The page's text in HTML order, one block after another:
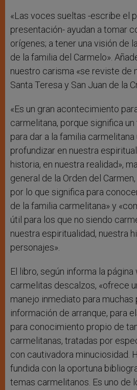
«Las voces sueltas -escribe el
presentación- ayudan a tomar
orígenes; a tener una visión de
de la familia del Carmelo».
nuestro carisma «se reviste de
Santa Teresa y San Juan de la
«Es un gran acontecimiento
carmelitana, porque significa
para dar a la familia
profundizar en nuestra
historia, en nuestra realidad»,
general de la Orden del
por lo que significa para
de la familia carmelitana» y
útil para los que no siendo
nuestra espiritualidad, nuestra
personajes».
El libro, según informa la
carmelitas descalzos, «ofrece
manejo inmediato para
información de arranque, para
para conocimiento propio de
carmelitanas, tratadas por
con cautivadora minuciosidad.
fundida con la oportuna
temas carmelitanos. Es uno de